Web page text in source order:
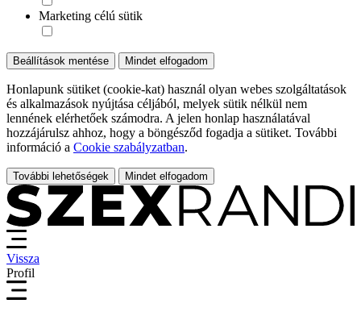
Marketing célú sütik
Beállítások mentése Mindet elfogadom
Honlapunk sütiket (cookie-kat) használ olyan webes szolgáltatások
és alkalmazások nyújtása céljából, melyek sütik nélkül nem
lennének elérhetőek számodra. A jelen honlap használatával
hozzájárulsz ahhoz, hogy a böngésződ fogadja a sütiket. További
információ a Cookie szabályzatban.
További lehetőségek Mindet elfogadom
Vissza
Profil